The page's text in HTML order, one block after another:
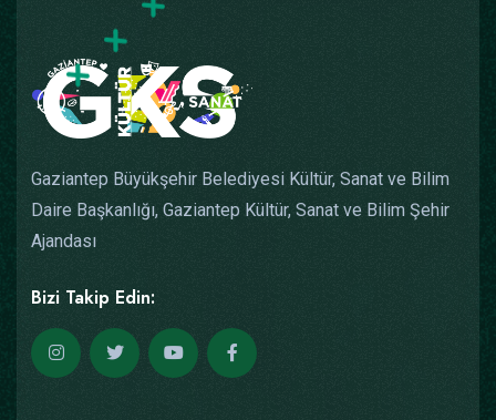
Gaziantep Büyükşehir Belediyesi Kültür, Sanat ve Bilim
Daire Başkanlığı, Gaziantep Kültür, Sanat ve Bilim Şehir
Ajandası
Bizi Takip Edin: